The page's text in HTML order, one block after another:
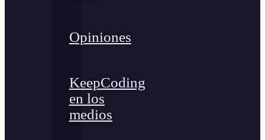
Opiniones
KeepCoding
en los
medios